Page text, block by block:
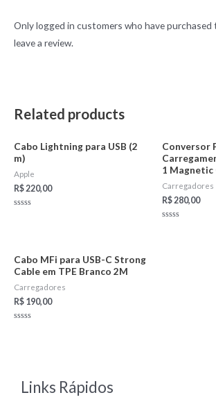
Only logged in customers who have
leave a review.
Related products
Cabo Lightning para USB (2
m)
Apple
R$ 220,00
Conversor
1 Magnetic
Carregadores
R$ 280,00
Cabo MFi para USB-C Strong
Cable em TPE Branco 2M
Carregadores
R$ 190,00
Links Rápidos